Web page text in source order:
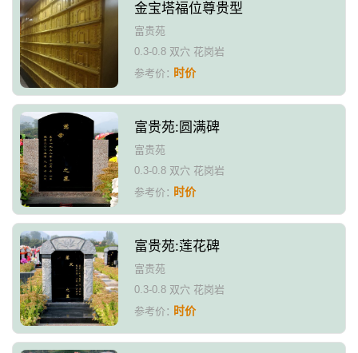
金宝塔福位尊贵型
富贵苑
0.3-0.8 双穴 花岗岩
参考价：时价
富贵苑:圆满碑
富贵苑
0.3-0.8 双穴 花岗岩
参考价：时价
富贵苑:莲花碑
富贵苑
0.3-0.8 双穴 花岗岩
参考价：时价